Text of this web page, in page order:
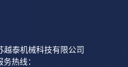
泰机械科技有限公司
务热线：